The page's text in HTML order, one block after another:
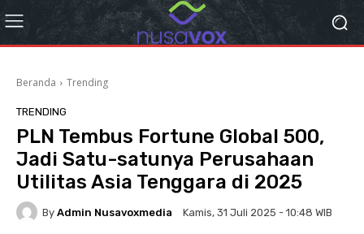
Beranda Trending
TRENDING
PLN Tembus Fortune Global 500,
Jadi Satu-satunya Perusahaan
Utilitas Asia Tenggara di 2025
By Admin Nusavoxmedia Kamis, 31 Juli 2025 - 10:48 WIB